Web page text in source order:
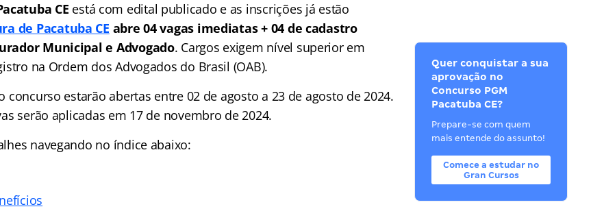
CE está com edital publicado e as inscrições já estão
de Pacatuba CE abre 04 vagas imediatas + 04 de cadastro
Municipal e Advogado. Cargos exigem nível superior em
na Ordem dos Advogados do Brasil (OAB).
concurso estarão abertas entre 02 de agosto a 23 de agosto de 2024.
serão aplicadas em 17 de novembro de 2024.
navegando no índice abaixo:
Quer conquistar a sua
aprovação no
Concurso PGM
Pacatuba CE?
Prepare-se com quem
mais entende do assunto!
Comece a estudar no
Gran Cursos